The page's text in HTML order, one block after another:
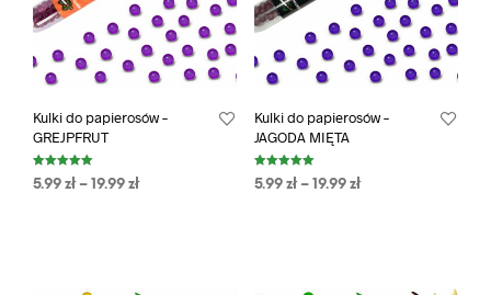
Kulki do papierosów –
GREJPFRUT
Oceniono
5.00
5.99 zł– 19.99 zł
Kulki do papierosów –
JAGODA MIĘTA
Oceniono
5.00
5.99 zł– 19.99 zł